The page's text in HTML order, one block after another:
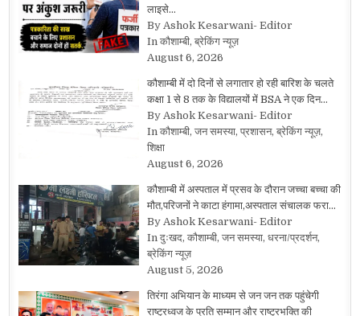
लाइसे…
By Ashok Kesarwani- Editor
In कौशाम्बी, ब्रेकिंग न्यूज़
August 6, 2026
कौशाम्बी में दो दिनों से लगातार हो रही बारिश के चलते
कक्षा 1 से 8 तक के विद्यालयों में BSA ने एक दिन…
By Ashok Kesarwani- Editor
In कौशाम्बी, जन समस्या, प्रशासन, ब्रेकिंग न्यूज़,
शिक्षा
August 6, 2026
कौशाम्बी में अस्पताल में प्रसव के दौरान जच्चा बच्चा की
मौत,परिजनों ने काटा हंगामा,अस्पताल संचालक फरा…
By Ashok Kesarwani- Editor
In दुःखद, कौशाम्बी, जन समस्या, धरना/प्रदर्शन,
ब्रेकिंग न्यूज़
August 5, 2026
तिरंगा अभियान के माध्यम से जन जन तक पहुंचेगी
राष्ट्रध्वज के प्रति सम्मान और राष्ट्रभक्ति की